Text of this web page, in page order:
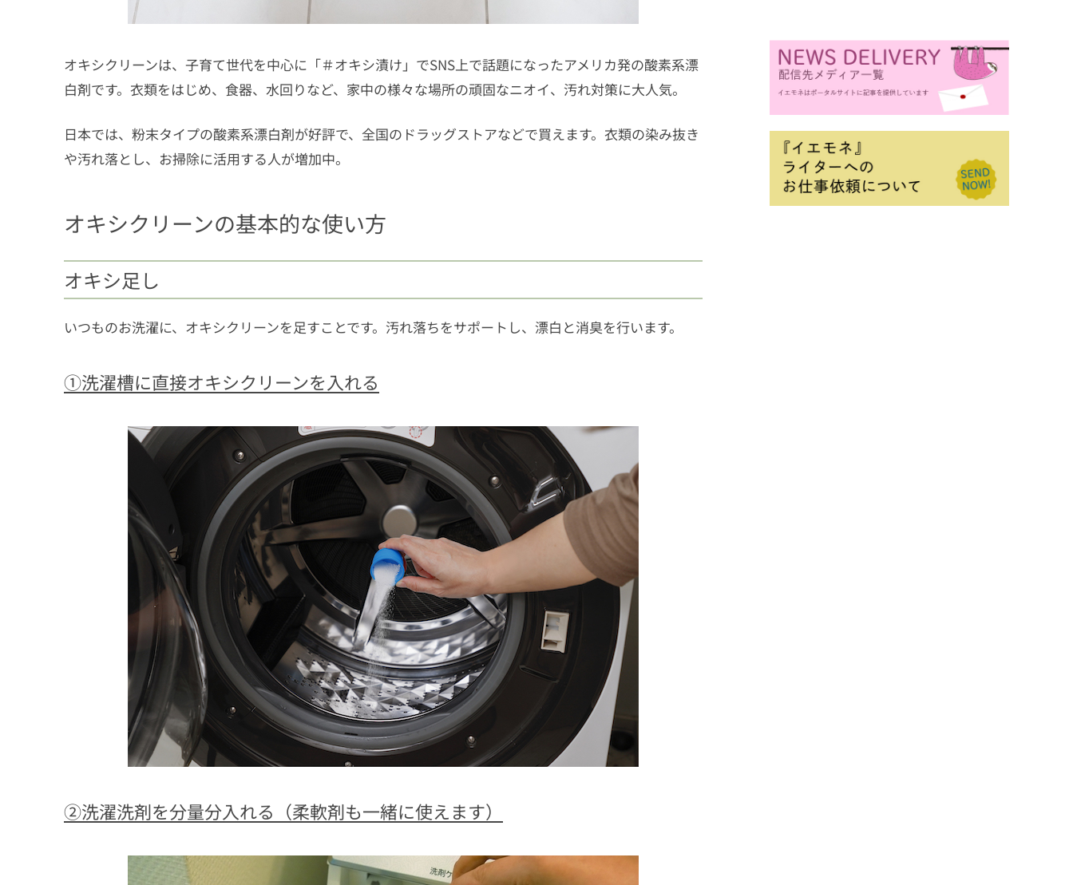
オキシクリーンは、子育て世代を中心に「＃オキシ漬け」でSNS上で話題になったアメリカ発の酸素系漂
白剤です。衣類をはじめ、食器、水回りなど、家中の様々な場所の頑固なニオイ、汚れ対策に大人気。
日本では、粉末タイプの酸素系漂白剤が好評で、全国のドラッグストアなどで買えます。衣類の染み抜き
や汚れ落とし、お掃除に活用する人が増加中。
オキシクリーンの基本的な使い方
オキシ足し
いつものお洗濯に、オキシクリーンを足すことです。汚れ落ちをサポートし、漂白と消臭を行います。
①洗濯槽に直接オキシクリーンを入れる
②洗濯洗剤を分量分入れる（柔軟剤も一緒に使えます）